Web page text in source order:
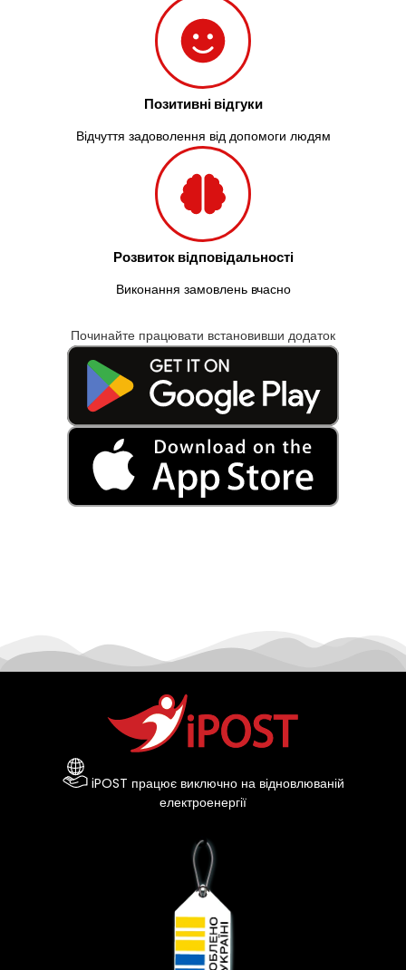
Позитивні відгуки
Відчуття задоволення від допомоги людям
Розвиток відповідальності
Виконання замовлень вчасно
Починайте працювати встановивши додаток
iPOST працює виключно на відновлюваній
електроенергії